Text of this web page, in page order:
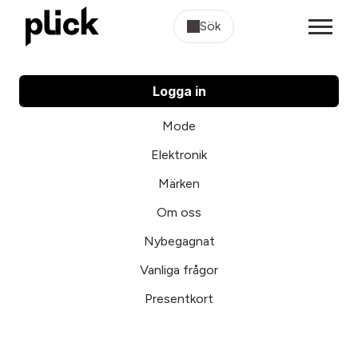
Sök
Logga in
Mode
Elektronik
Märken
Om oss
Nybegagnat
Vanliga frågor
Presentkort